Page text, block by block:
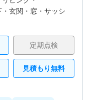
玄関・ 窓・サッシ
定期点検
見積もり無料